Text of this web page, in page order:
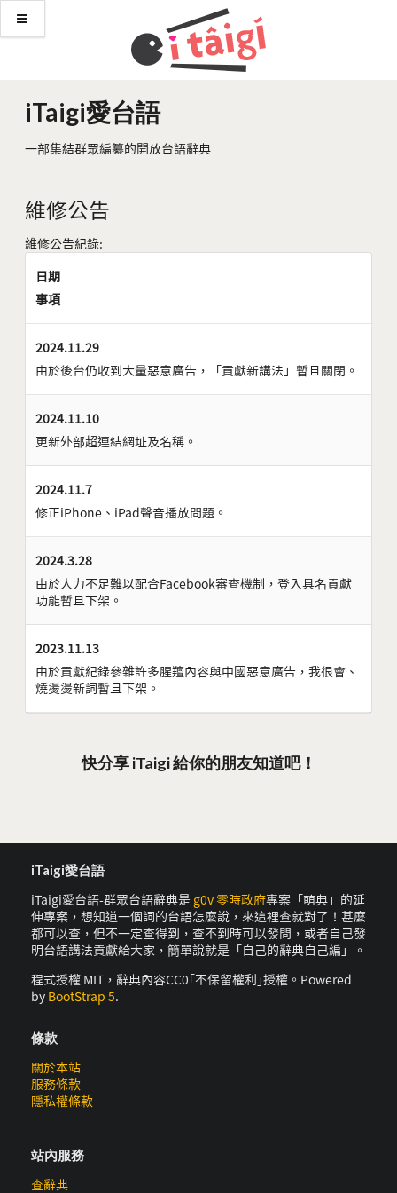
iTaigi愛台語
一部集結群眾編纂的開放台語辭典
維修公告
維修公告紀錄:
日期
事項
2024.11.29
由於後台仍收到大量惡意廣告，「貢獻新講法」暫且關閉。
2024.11.10
更新外部超連結網址及名稱。
2024.11.7
修正iPhone、iPad聲音播放問題。
2024.3.28
由於人力不足難以配合Facebook審查機制，登入具名貢獻
功能暫且下架。
2023.11.13
由於貢獻紀錄參雜許多腥羶內容與中國惡意廣告，我很會、
燒燙燙新詞暫且下架。
快分享 iTaigi 給你的朋友知道吧！
iTaigi愛台語
iTaigi愛台語-群眾台語辭典是 g0v 零時政府專案「萌典」的延
伸專案，想知道一個詞的台語怎麼說，來這裡查就對了！甚麼
都可以查，但不一定查得到，查不到時可以發問，或者自己發
明台語講法貢獻給大家，簡單說就是「自己的辭典自己編」。
程式授權 MIT，辭典內容CC0｢不保留權利｣授權。Powered
by BootStrap 5.
條款
關於本站
服務條款
隱私權條款
站內服務
查辭典